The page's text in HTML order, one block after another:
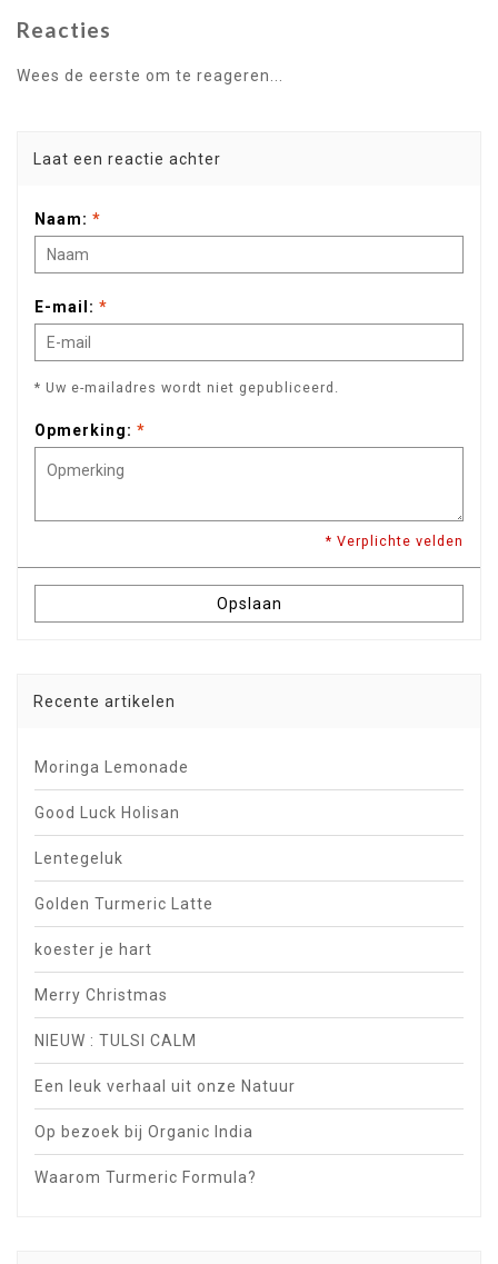
Reacties
Wees de eerste om te reageren...
Laat een reactie achter
Naam: *
E-mail: *
* Uw e-mailadres wordt niet gepubliceerd.
Opmerking: *
* Verplichte velden
Opslaan
Recente artikelen
Moringa Lemonade
Good Luck Holisan
Lentegeluk
Golden Turmeric Latte
koester je hart
Merry Christmas
NIEUW : TULSI CALM
Een leuk verhaal uit onze Natuur
Op bezoek bij Organic India
Waarom Turmeric Formula?